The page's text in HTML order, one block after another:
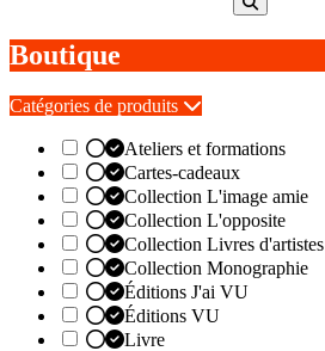
Boutique
Catégories de produits
Ateliers et formations
Cartes-cadeaux
Collection L'image amie
Collection L'opposite
Collection Livres d'artistes
Collection Monographie
Éditions J'ai VU
Éditions VU
Livre